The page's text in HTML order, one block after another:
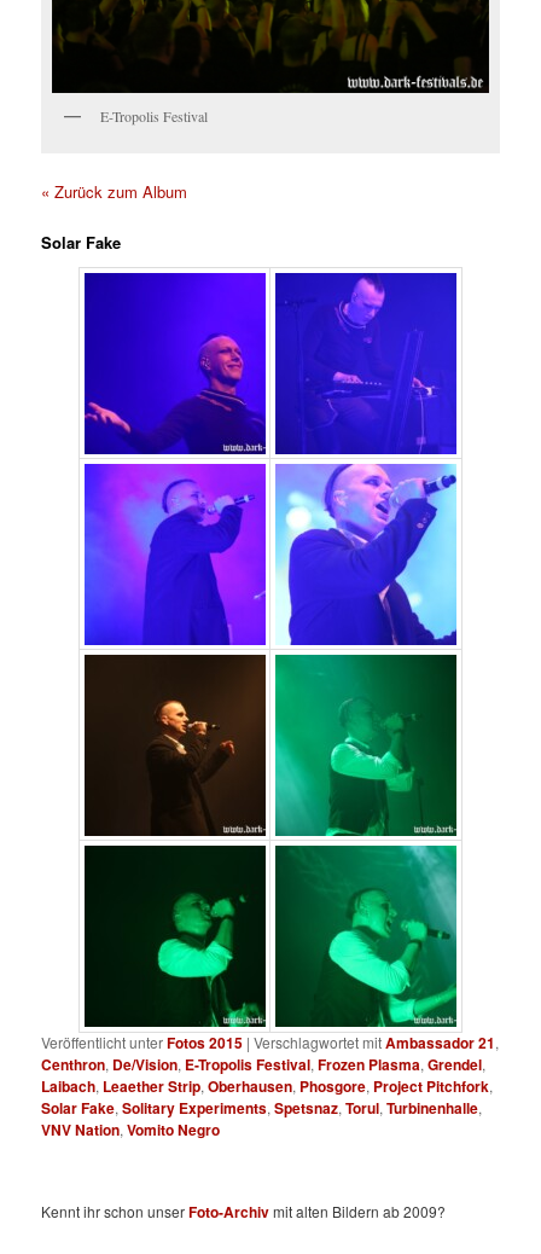
E-Tropolis Festival
« Zurück zum Album
Solar Fake
Veröffentlicht unterFotos 2015 |Verschlagwortet mitAmbassador 21,
Centhron, De/Vision, E-Tropolis Festival,Frozen Plasma,Grendel,
Laibach, Leaether Strip,Oberhausen, Phosgore, Project Pitchfork,
Solar Fake,Solitary Experiments,Spetsnaz,Torul,Turbinenhalle,
VNV Nation,Vomito Negro
Kennt ihr schon unserFoto-Archivmit alten Bildern ab 2009?